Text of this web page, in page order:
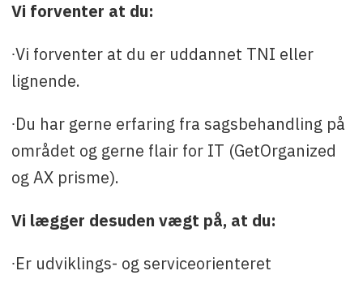
Vi forventer at du:
∙Vi forventer at du er uddannet TNI eller
lignende.
∙Du har gerne erfaring fra sagsbehandling på
området og gerne flair for IT (GetOrganized
og AX prisme).
Vi lægger desuden vægt på, at du:
∙Er udviklings- og serviceorienteret